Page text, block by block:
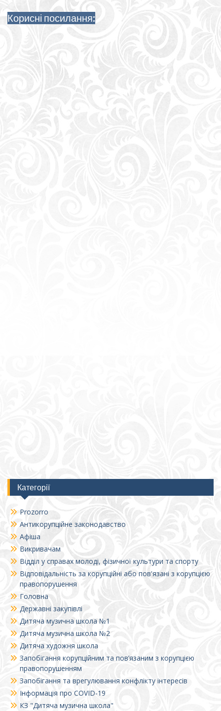
Корисні посилання:
Категорії
Prozorro
Антикорупційне законодавство
Афіша
Викривачам
Відділ у справах молоді, фізичної культури та спорту
Відповідальність за корупційні або пов'язані з корупцією
правопорушення
Головна
Державні закупівлі
Дитяча музична школа №1
Дитяча музична школа №2
Дитяча художня школа
Запобігання корупційним та пов’язаним з корупцією
правопорушенням
Запобігання та врегулювання конфлікту інтересів
Інформація про COVID-19
КЗ "Дитяча музична школа"